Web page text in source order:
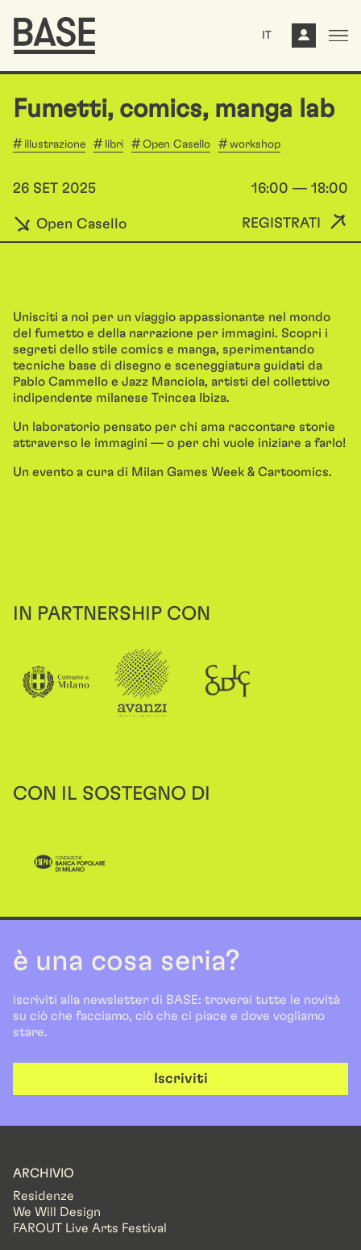
IT
Fumetti, comics, manga lab
illustrazione libri Open Casello workshop
26 SET 2025 16:00 — 18:00
Open Casello REGISTRATI
Unisciti a noi per un viaggio appassionante nel mondo
del fumetto e della narrazione per immagini. Scopri i
segreti dello stile comics e manga, sperimentando
tecniche base di disegno e sceneggiatura guidati da
Pablo Cammello e Jazz Manciola, artisti del collettivo
indipendente milanese Trincea Ibiza.
Un laboratorio pensato per chi ama raccontare storie
attraverso le immagini — o per chi vuole iniziare a farlo!
Un evento a cura di Milan Games Week & Cartoomics.
IN PARTNERSHIP CON
CON IL SOSTEGNO DI
è una cosa seria?
iscriviti alla newsletter di BASE: troverai tutte le novità
su ciò che facciamo, ciò che ci piace e dove vogliamo
stare.
Iscriviti
ARCHIVIO
Residenze
We Will Design
FAROUT Live Arts Festival